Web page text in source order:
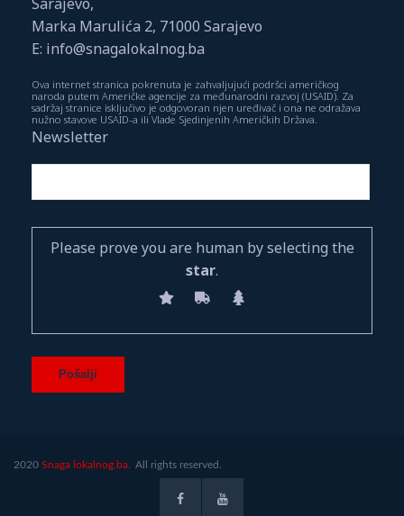
Marka Marulića 2, 71000 Sarajevo
E: info@snagalokalnog.ba
Ova internet stranica pokrenuta je zahvaljujući podršci američkog
naroda putem Američke agencije za međunarodni razvoj (USAID). Za
sadržaj stranice isključivo je odgovoran njen uređivač i ona ne odražava
nužno stavove USAID-a ili Vlade Sjedinjenih Američkih Država.
Newsletter
Please prove you are human by selecting the
star.
2020 Snaga lokalnog.ba. All rights reserved.